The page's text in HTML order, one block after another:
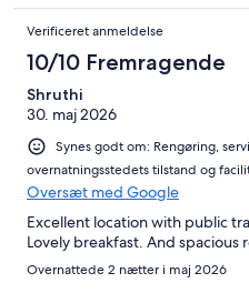
Verificeret anmeldelse
10/10 Fremragende
Shruthi
30. maj 2026
Synes godt om: Rengøring,
overnatningsstedets tilstand og
Oversæt med Google
Excellent location with public
Lovely breakfast. And spacious
Overnattede 2 nætter i maj 2026